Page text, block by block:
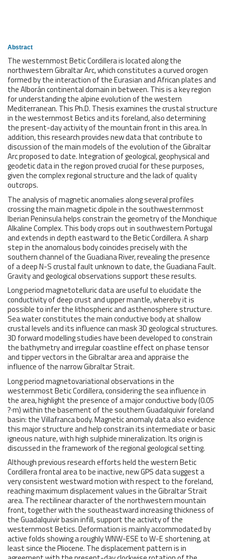
Abstract
The westernmost Betic Cordillera is located along the
northwestern Gibraltar Arc, which constitutes a curved orogen
formed by the interaction of the Eurasian and African plates and
the Alborán continental domain in between. This is a key region
for understanding the alpine evolution of the western
Mediterranean. This Ph.D. Thesis examines the crustal structure
in the westernmost Betics and its foreland, also determining
the present-day activity of the mountain front in this area. In
addition, this research provides new data that contribute to
discussion of the main models of the evolution of the Gibraltar
Arc proposed to date. Integration of geological, geophysical and
geodetic data in the region proved crucial for these purposes,
given the complex regional structure and the lack of quality
outcrops.
The analysis of magnetic anomalies along several profiles
crossing the main magnetic dipole in the southwesternmost
Iberian Peninsula helps constrain the geometry of the Monchique
Alkaline Complex. This body crops out in southwestern Portugal
and extends in depth eastward to the Betic Cordillera. A sharp
step in the anomalous body coincides precisely with the
southern channel of the Guadiana River, revealing the presence
of a deep N-S crustal fault unknown to date, the Guadiana Fault.
Gravity and geological observations support these results.
Long period magnetotelluric data are useful to elucidate the
conductivity of deep crust and upper mantle, whereby it is
possible to infer the lithospheric and asthenosphere structure.
Sea water constitutes the main conductive body at shallow
crustal levels and its influence can mask 3D geological structures.
3D forward modelling studies have been developed to constrain
the bathymetry and irregular coastline effect on phase tensor
and tipper vectors in the Gibraltar area and appraise the
influence of the narrow Gibraltar Strait.
Long period magnetovariational observations in the
westernmost Betic Cordillera, considering the sea influence in
the area, highlight the presence of a major conductive body (0.05
?·m) within the basement of the southern Guadalquivir foreland
basin: the Villafranca body. Magnetic anomaly data also evidence
this major structure and help constrain its intermediate or basic
igneous nature, with high sulphide mineralization. Its origin is
discussed in the framework of the regional geological setting.
Although previous research efforts held the western Betic
Cordillera frontal area to be inactive, new GPS data suggest a
very consistent westward motion with respect to the foreland,
reaching maximum displacement values in the Gibraltar Strait
area. The rectilinear character of the northwestern mountain
front, together with the southeastward increasing thickness of
the Guadalquivir basin infill, support the activity of the
westernmost Betics. Deformation is mainly accommodated by
active folds showing a roughly WNW-ESE to W-E shortening, at
least since the Pliocene. The displacement pattern is in